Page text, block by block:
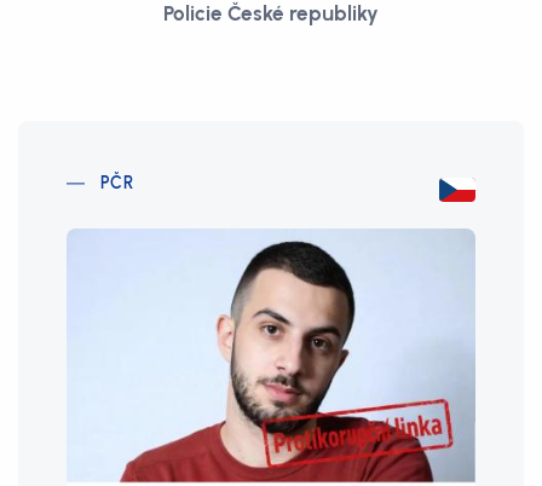
Policie České republiky
PČR